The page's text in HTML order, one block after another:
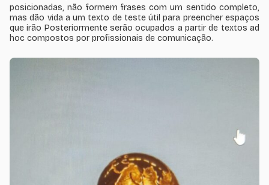
posicionadas, não formem frases com um sentido completo,
mas dão vida a um texto de teste útil para preencher espaços
que irão Posteriormente serão ocupados a partir de textos ad
hoc compostos por profissionais de comunicação.